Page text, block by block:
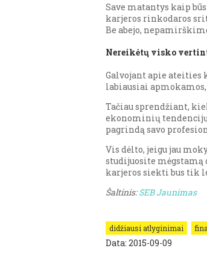
Save matantys kaip
karjeros rinkodaros
Be abejo,
Nereikėtų visko
Galvojant apie ateities
labiausiai
Tačiau sprendžiant,
ekonominių
pagrindą savo
Vis dėlto, jeigu jau
studijuosite
karjeros siekti bus tik
Šaltinis:SEB Jaunimas
didžiausi atlyginimai
Data: 2015-09-09